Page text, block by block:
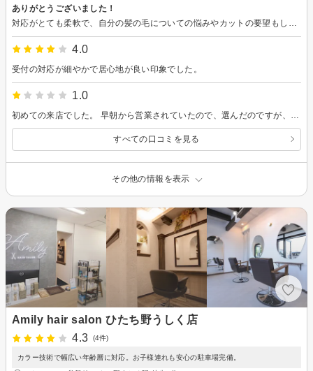
ありがとうございました！
4.0
受付の対応が細やかで居心地が良い印象でした。
1.0
すべての口コミを見る
その他の情報を表示
Amily hair salon ひたち野うしく店
4.3
(4件)
カラー技術で幅広い年齢層に対応。お子様連れも安心の駐車場完備。